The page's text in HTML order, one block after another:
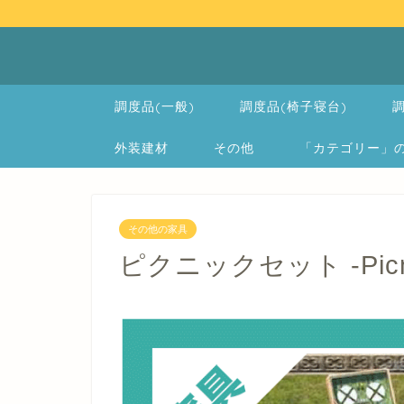
調度品(一般) 調度品(椅子寝台)
外装建材 その他 「カテゴリー
その他の家具
ピクニックセット -